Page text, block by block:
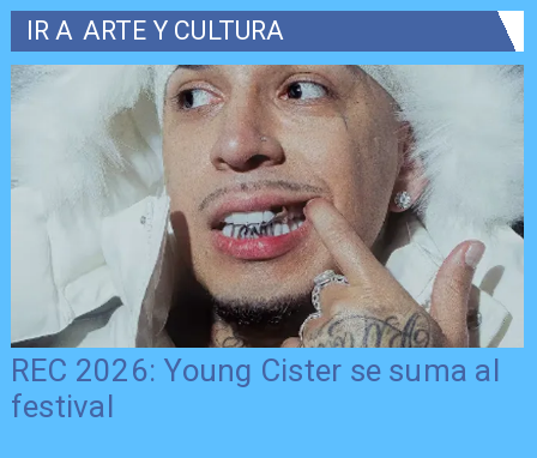
IR A ARTE Y CULTURA
REC 2026: Young Cister se suma al
festival